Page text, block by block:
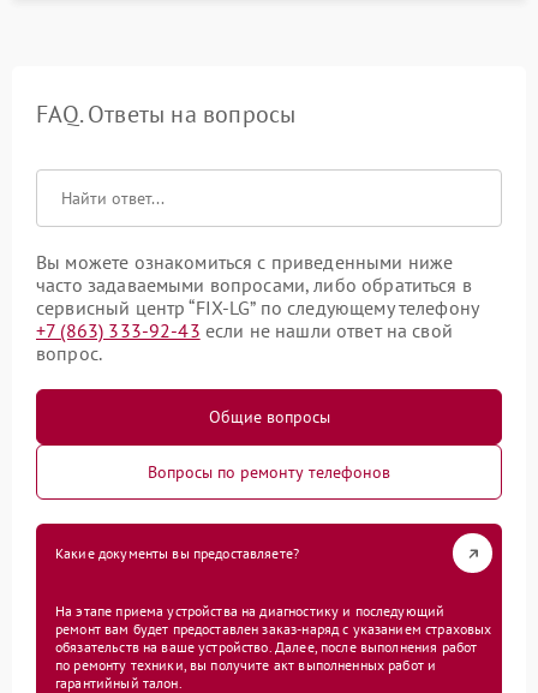
FAQ. Ответы на вопросы
Вы можете ознакомиться с приведенными ниже
часто задаваемыми вопросами, либо обратиться в
сервисный центр “FIX-LG” по следующему телефону
+7 (863) 333-92-43 если не нашли ответ на свой
вопрос.
Общие вопросы
Вопросы по ремонту телефонов
Какие документы вы предоставляете?
На этапе приема устройства на диагностику и последующий
ремонт вам будет предоставлен заказ-наряд с указанием страховых
обязательств на ваше устройство. Далее, после выполнения работ
по ремонту техники, вы получите акт выполненных работ и
гарантийный талон.